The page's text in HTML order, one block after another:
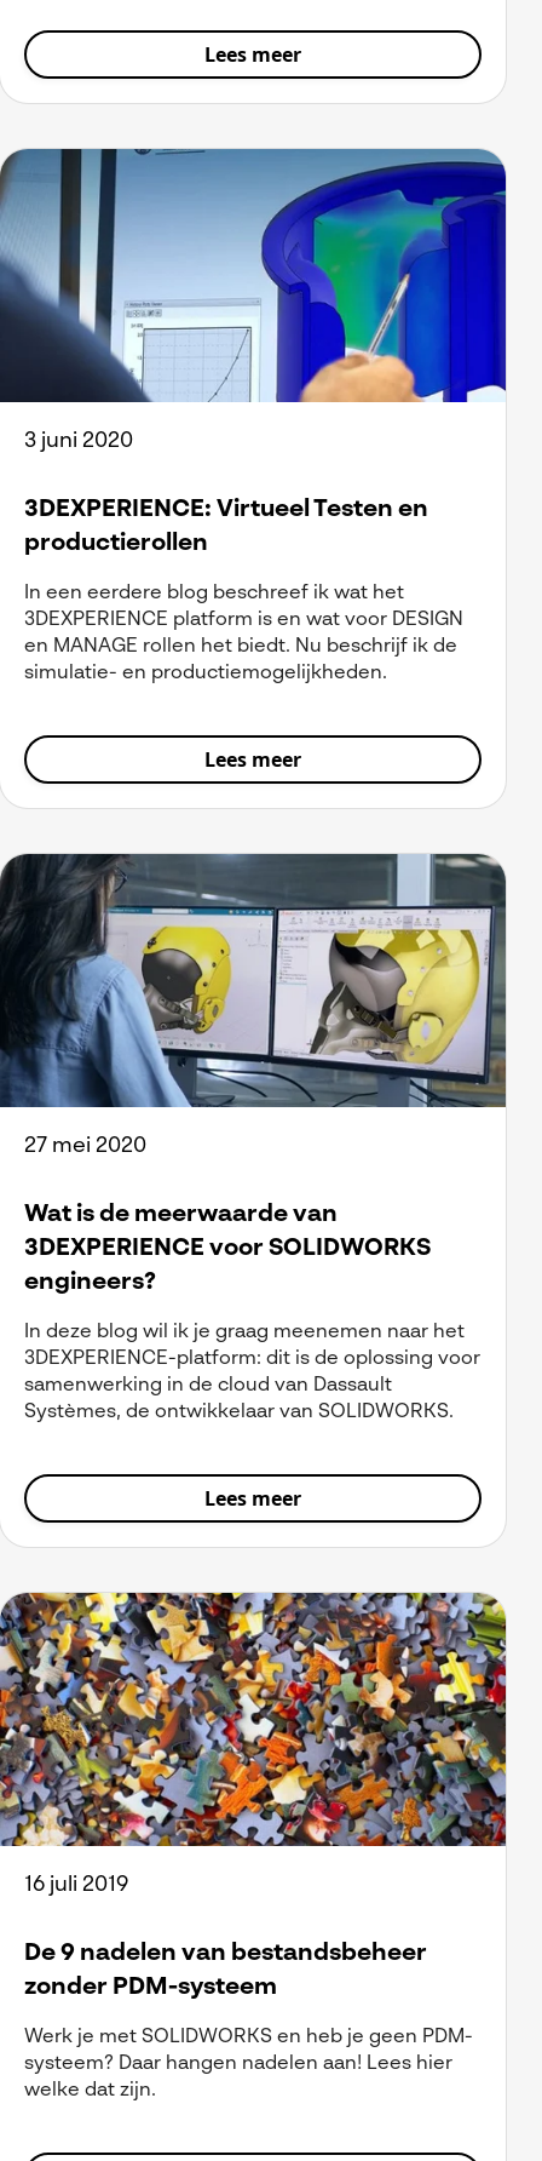
Lees meer
3 juni 2020
3DEXPERIENCE: Virtueel Testen en
productierollen
In een eerdere blog beschreef ik wat het
3DEXPERIENCE platform is en wat voor DESIGN
en MANAGE rollen het biedt. Nu beschrijf ik de
simulatie- en productiemogelijkheden.
Lees meer
27 mei 2020
Wat is de meerwaarde van
3DEXPERIENCE voor SOLIDWORKS
engineers?
In deze blog wil ik je graag meenemen naar het
3DEXPERIENCE-platform: dit is de oplossing voor
samenwerking in de cloud van Dassault
Systèmes, de ontwikkelaar van SOLIDWORKS.
Lees meer
16 juli 2019
De 9 nadelen van bestandsbeheer
zonder PDM-systeem
Werk je met SOLIDWORKS en heb je geen PDM-
systeem? Daar hangen nadelen aan! Lees hier
welke dat zijn.